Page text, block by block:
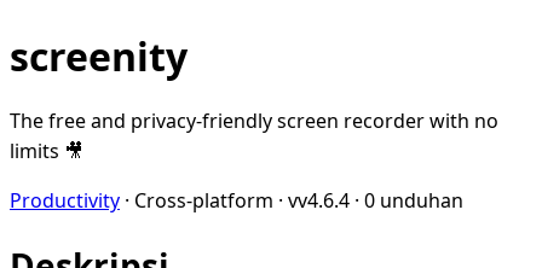
screenity
The free and privacy-friendly screen recorder with no
limits 🎥
Productivity · Cross-platform · vv4.6.4 · 0 unduhan